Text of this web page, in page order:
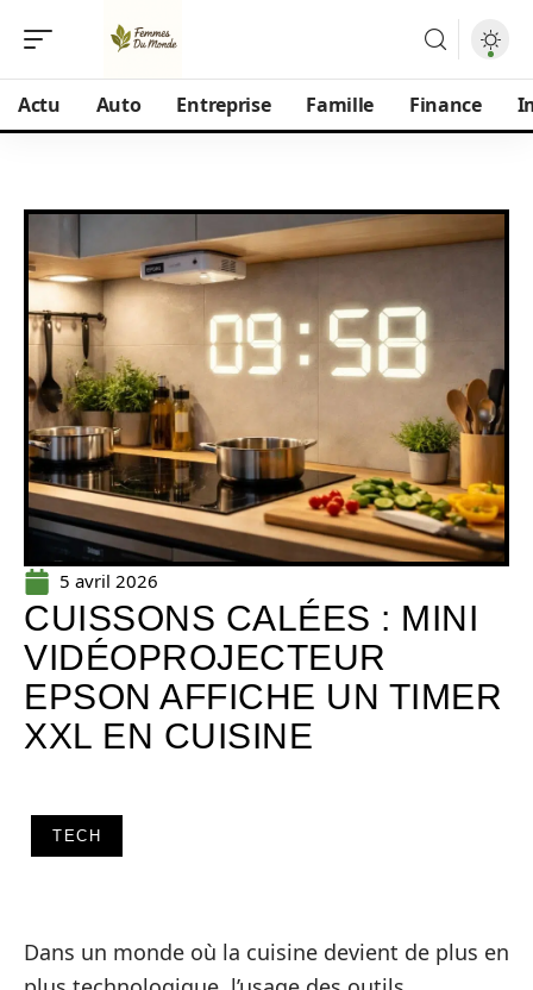
Actu Auto Entreprise Famille Finance
5 avril 2026
CUISSONS CALÉES : MINI
VIDÉOPROJECTEUR
EPSON AFFICHE UN TIMER
XXL EN CUISINE
TECH
Dans un monde où la cuisine devient de plus en